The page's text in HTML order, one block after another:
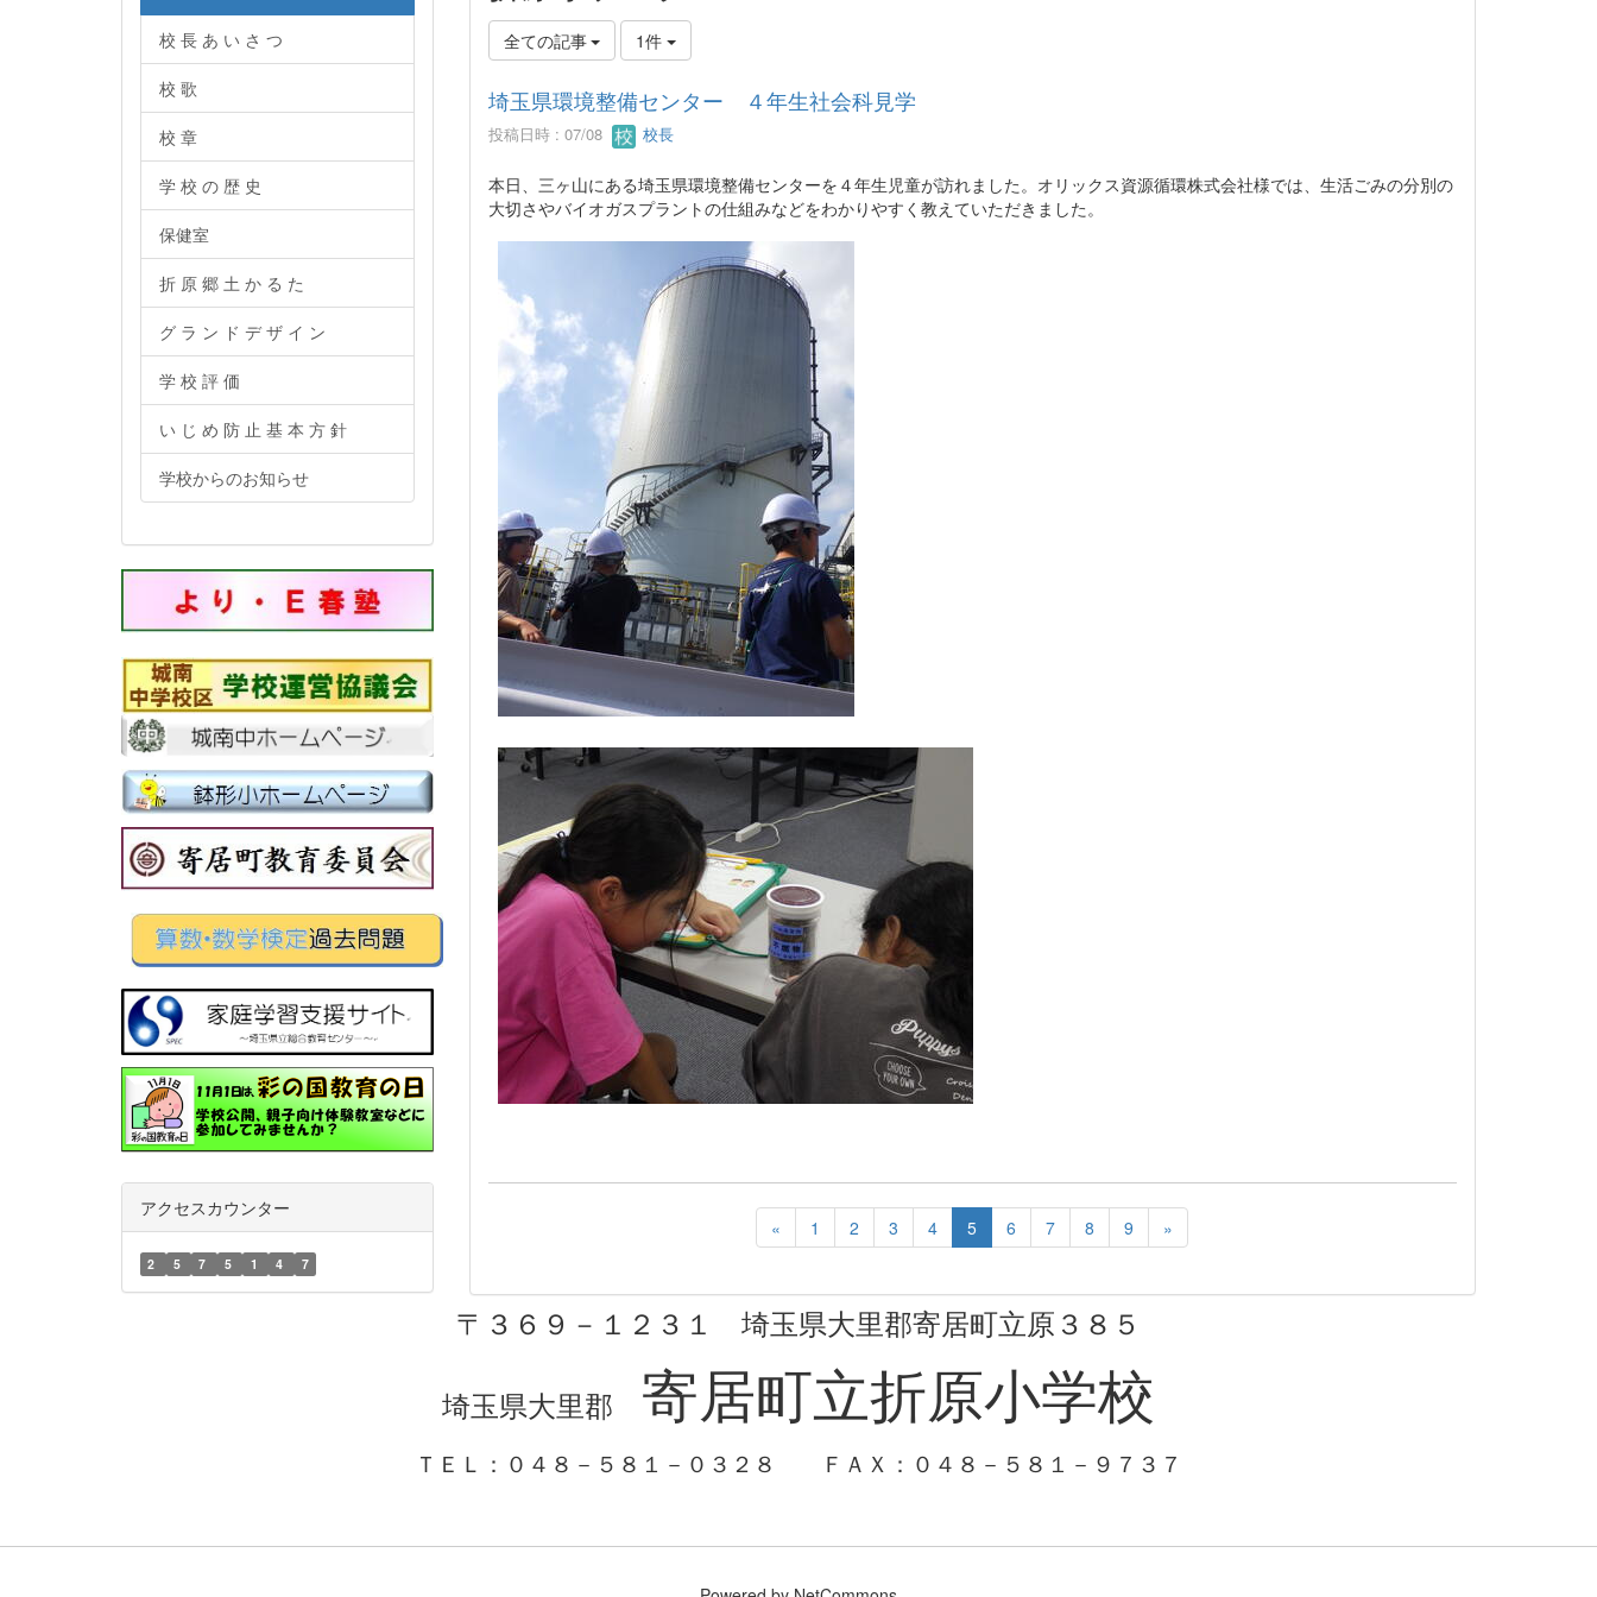
全ての記事 1件
埼玉県環境整備センター ４年生社会科見学
投稿日時 : 07/08 校長
本日、三ヶ山にある埼玉県環境整備センターを４年生児童が訪れました。オリックス資源循環株式会社様では、生活ごみの分別の
大切さやバイオガスプラントの仕組みなどをわかりやすく教えていただきました。
« 1 2 3 4 5 6 7 8 9 »
校 長 あ い さ つ
校 歌
校 章
学 校 の 歴 史
保健室
折 原 郷 土 か る た
グ ラ ン ド デ ザ イ ン
学 校 評 価
い じ め 防 止 基 本 方 針
学校からのお知らせ
アクセスカウンター
2 5 7 5 1 4 7
〒３６９－１２３１ 埼玉県大里郡寄居町立原３８５
埼玉県大里郡 寄居町立折原小学校
ＴＥＬ：０４８－５８１－０３２８ ＦＡＸ：０４８－５８１－９７３７